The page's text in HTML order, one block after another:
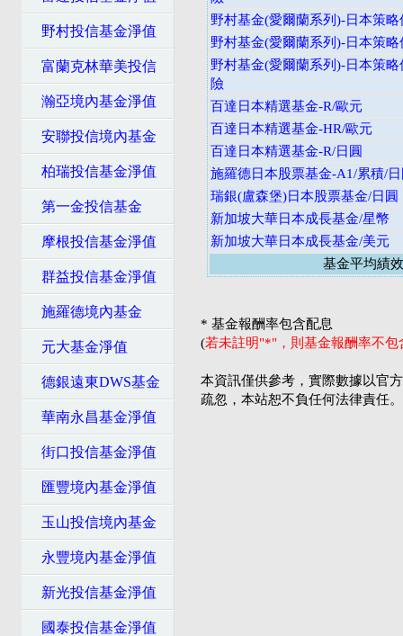
野村投信基金淨值
富蘭克林華美投信
瀚亞境內基金淨值
安聯投信境內基金
柏瑞投信基金淨值
第一金投信基金
摩根投信基金淨值
群益投信基金淨值
施羅德境內基金
元大基金淨值
德銀遠東DWS基金
華南永昌基金淨值
街口投信基金淨值
匯豐境內基金淨值
玉山投信境內基金
永豐境內基金淨值
新光投信基金淨值
國泰投信基金淨值
野村基金(愛爾蘭系列)-日本策
野村基金(愛爾蘭系列)-日本策
野村基金(愛爾蘭系列)-日本策
險
百達日本精選基金-R/歐元
百達日本精選基金-HR/歐元
百達日本精選基金-R/日圓
施羅德日本股票基金-A1/累積/
瑞銀(盧森堡)日本股票基金/日圓
新加坡大華日本成長基金/星幣
新加坡大華日本成長基金/美元
基金平均績效
* 基金報酬率包含配息
(若未註明"*"，則基金報酬率不
本資訊僅供參考，實際數據以官
疏忽，本站恕不負任何法律責任。